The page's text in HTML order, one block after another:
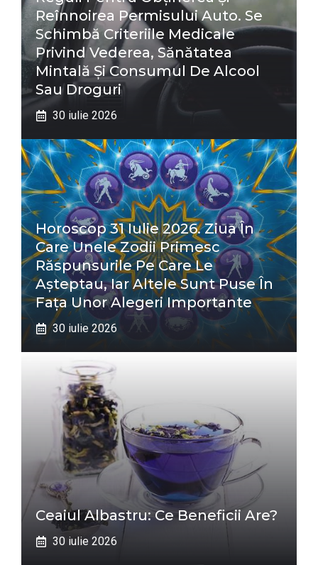
Reînnoirea Permisului Auto. Se
Schimbă Criteriile Medicale
Privind Vederea, Sănătatea
Mintală Și Consumul De Alcool
Sau Droguri
30 iulie 2026
Horoscop 31 Iulie 2026. Ziua În
Care Unele Zodii Primesc
Răspunsurile Pe Care Le
Așteptau, Iar Altele Sunt Puse În
Fața Unor Alegeri Importante
30 iulie 2026
Ceaiul Albastru: Ce Beneficii Are?
30 iulie 2026